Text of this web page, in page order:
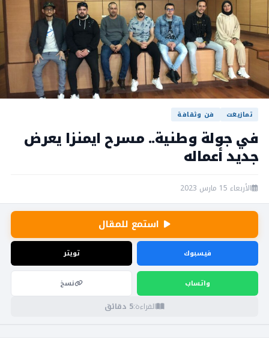
تمازيغت فن وثقافة
في جولة وطنية.. مسرح ايمنزا يعرض
جديد أعماله
الأربعاء 15 مارس 2023
استمع للمقال
فيسبوك تويتر
واتساب نسخ
القراءة:5 دقائق